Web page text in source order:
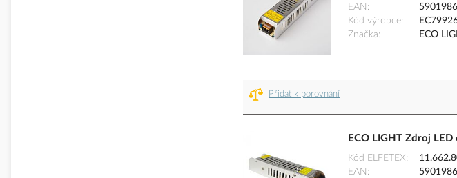
EAN
Kód výrobce
Značka
ECO
Přidat k porovnání
ECO LIGHT Zdroj
Kód ELFETEX
EAN